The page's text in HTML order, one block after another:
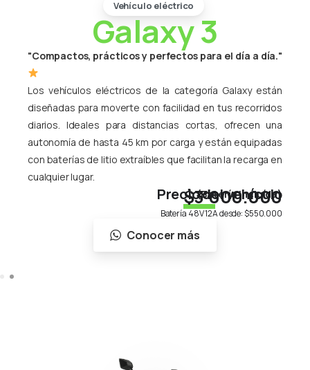
Vehículo eléctrico
Galaxy 3
"Compactos, prácticos y perfectos para el día a día."
Los vehículos eléctricos de la categoría Galaxy están
diseñadas para moverte con facilidad en tus recorridos
diarios. Ideales para distancias cortas, ofrecen una
autonomía de hasta 45 km por carga y están equipadas
con baterías de litio extraíbles que facilitan la recarga en
cualquier lugar.
Precio del vehículo
(Batería incluída)
$3'000.000
Batería 48V 12A desde:$550.000
Conocer más